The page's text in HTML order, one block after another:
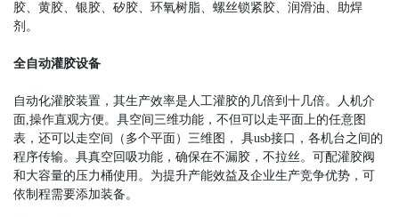
胶、黄胶、银胶、矽胶、环氧树脂、螺丝锁紧胶、润滑油、助焊
剂。
全自动灌胶设备
自动化灌胶装置，其生产效率是人工灌胶的几倍到十几倍。人机介
面,操作直观方便。具空间三维功能，不但可以走平面上的任意图
表，还可以走空间（多个平面）三维图， 具usb接口，各机台之间的
程序传输。具真空回吸功能，确保在不漏胶，不拉丝。可配灌胶阀
和大容量的压力桶使用。为提升产能效益及企业生产竞争优势，可
依制程需要添加装备。